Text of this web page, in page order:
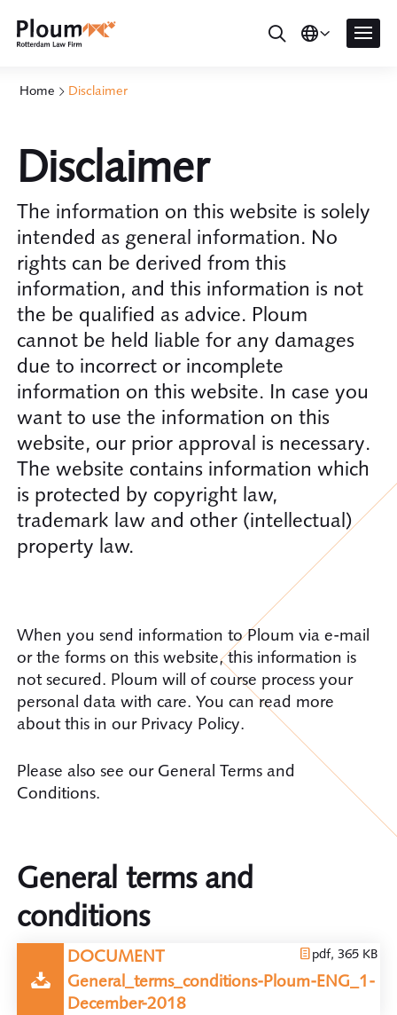
Home Disclaimer
Disclaimer
The information on this website is solely
intended as general information. No
rights can be derived from this
information, and this information is not
the be qualified as advice. Ploum
cannot be held liable for any damages
due to incorrect or incomplete
information on this website. In case you
want to use the information on this
website, our prior approval is necessary.
The website contains information which
is protected by copyright law,
trademark law and other (intellectual)
property law.
When you send information to Ploum via e-mail
or the forms on this website, this information is
not secured. Ploum will of course process your
personal data with care. You can read more
about this in our Privacy Policy.
Please also see our General Terms and
Conditions.
General terms and
conditions
DOCUMENT pdf, 365 KB
General_terms_conditions-Ploum-ENG_1-
December-2018